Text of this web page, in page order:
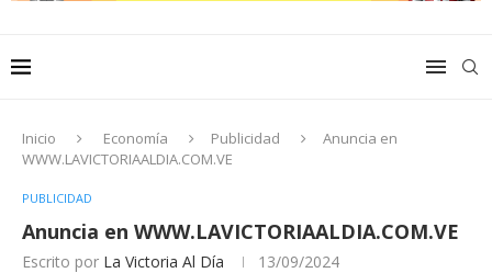
Inicio Economía Publicidad
Anuncia en
WWW.LAVICTORIAALDIA.COM.VE
PUBLICIDAD
Anuncia en WWW.LAVICTORIAALDIA.COM.VE
Escrito por La Victoria Al Día 13/09/2024